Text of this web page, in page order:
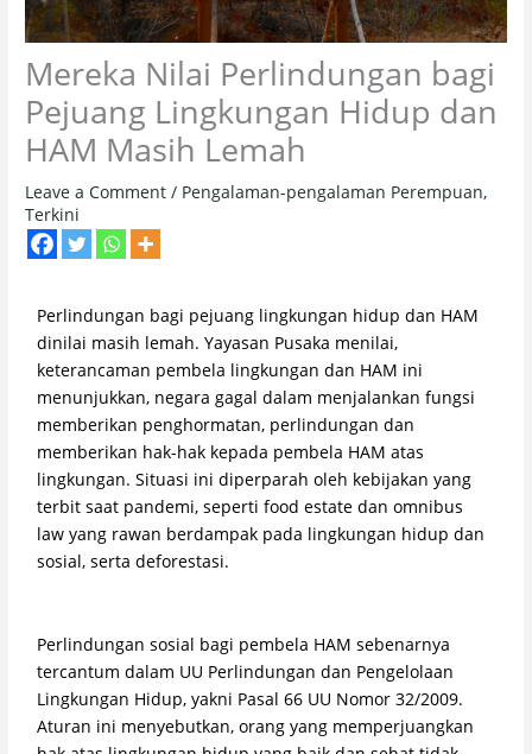
Mereka Nilai Perlindungan bagi
Pejuang Lingkungan Hidup dan
HAM Masih Lemah
Leave a Comment / Pengalaman-pengalaman Perempuan,
Terkini
Perlindungan bagi pejuang lingkungan hidup dan HAM
dinilai masih lemah. Yayasan Pusaka menilai,
keterancaman pembela lingkungan dan HAM ini
menunjukkan, negara gagal dalam menjalankan fungsi
memberikan penghormatan, perlindungan dan
memberikan hak-hak kepada pembela HAM atas
lingkungan. Situasi ini diperparah oleh kebijakan yang
terbit saat pandemi, seperti food estate dan omnibus
law yang rawan berdampak pada lingkungan hidup dan
sosial, serta deforestasi.
Perlindungan sosial bagi pembela HAM sebenarnya
tercantum dalam UU Perlindungan dan Pengelolaan
Lingkungan Hidup, yakni Pasal 66 UU Nomor 32/2009.
Aturan ini menyebutkan, orang yang memperjuangkan